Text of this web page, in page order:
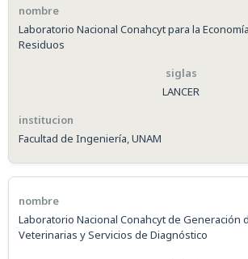
Laboratorio Nacional Conahcyt para la
Residuos
LANCER
Facultad de Ingeniería, UNAM
Laboratorio Nacional Conahcyt de Generación
Veterinarias y Servicios de Diagnóstico